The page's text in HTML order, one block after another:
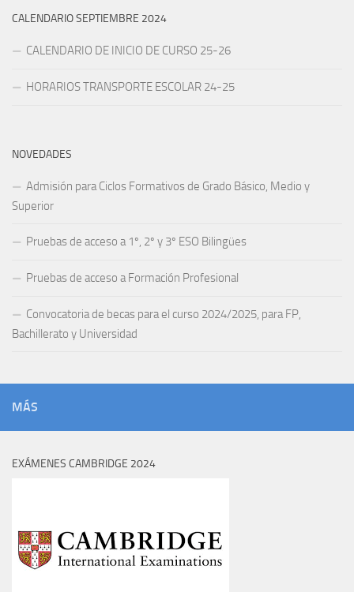
CALENDARIO SEPTIEMBRE 2024
CALENDARIO DE INICIO DE CURSO 25-26
HORARIOS TRANSPORTE ESCOLAR 24-25
NOVEDADES
Admisión para Ciclos Formativos de Grado Básico, Medio y
Superior
Pruebas de acceso a 1º, 2º y 3º ESO Bilingües
Pruebas de acceso a Formación Profesional
Convocatoria de becas para el curso 2024/2025, para FP,
Bachillerato y Universidad
MÁS
EXÁMENES CAMBRIDGE 2024